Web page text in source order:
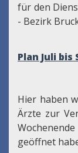
für den
- Bezirk
Plan Juli bis
Hier haben
Ärzte zur
geöffnet